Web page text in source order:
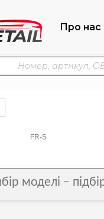
Про нас
FR-S
моделі –